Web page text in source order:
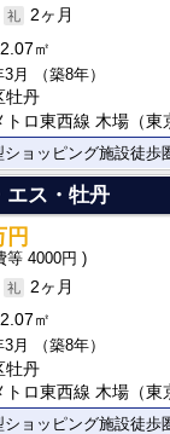
2ヶ月
㎡
月
（築8年）
牡丹
トロ東西線 木場（東
ョッピング施設徒歩
エス・牡丹
円
4000円
2ヶ月
㎡
月
（築8年）
牡丹
トロ東西線 木場（東
ョッピング施設徒歩